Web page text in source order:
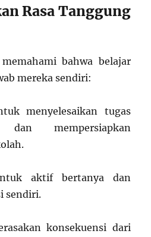
Rasa Tanggung
bahwa belajar
mereka sendiri:
menyelesaikan tugas
mempersiapkan
aktif bertanya dan
sendiri.
konsekuensi dari